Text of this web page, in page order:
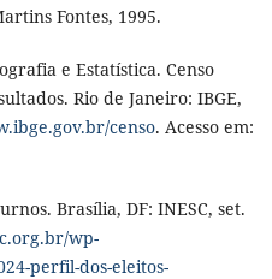
Fontes, 1995.
e Estatística. Censo
Rio de Janeiro: IBGE,
censo. Acesso em:
Brasília, DF: INESC, set.
wp-
perfil-dos-eleitos-